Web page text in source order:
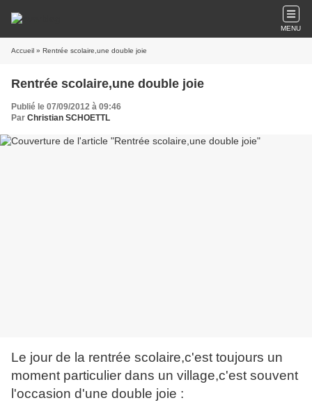
MENU
Accueil » Rentrée scolaire,une double joie
Rentrée scolaire,une double joie
Publié le 07/09/2012 à 09:46
Par Christian SCHOETTL
Le jour de la rentrée scolaire,c'est toujours un
moment particulier dans un village,c'est souvent
l'occasion d'une double joie :